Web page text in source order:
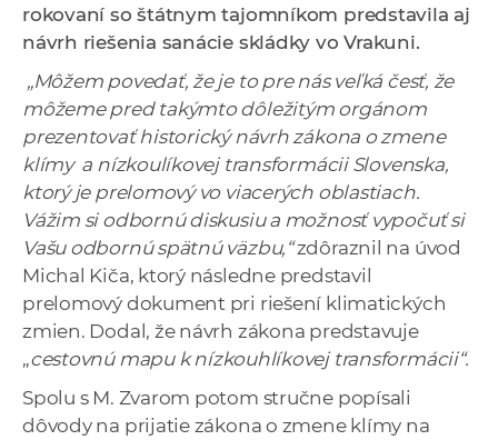
k
o
rokovaní so štátnym tajomníkom predstavila aj
návrh riešenia sanácie skládky vo Vrakuni.
„Môžem povedať, že je to pre nás veľká česť, že
môžeme pred takýmto dôležitým orgánom
prezentovať historický návrh zákona o zmene
klímy a nízkoulíkovej transformácii Slovenska,
ktorý je prelomový vo viacerých oblastiach.
Vážim si odbornú diskusiu a možnosť vypočuť si
Vašu odbornú spätnú väzbu,“zdôraznil na úvod
Michal Kiča, ktorý následne predstavil
prelomový dokument pri riešení klimatických
zmien. Dodal, že návrh zákona predstavuje
„cestovnú mapu k nízkouhlíkovej transformácii“.
Spolu s M. Zvarom potom stručne popísali
dôvody na prijatie zákona o zmene klímy na